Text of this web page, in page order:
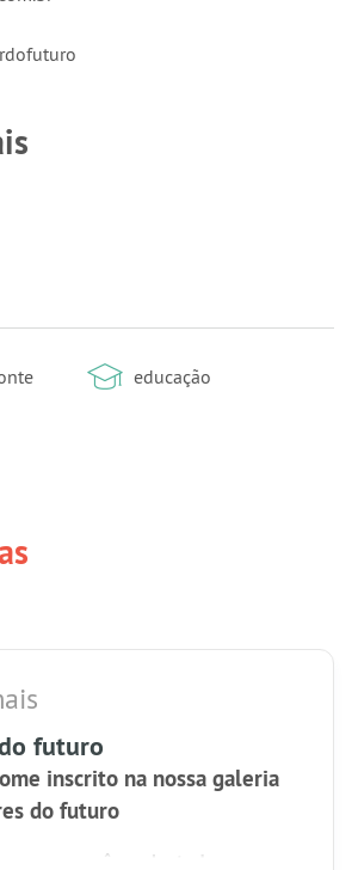
educação
futuro
inscrito na nossa galeria
do futuro​
você recebe toda a nossa